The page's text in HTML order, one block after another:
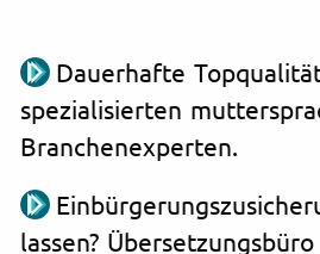
Dauerhafte
spezialisierten
Branchenexperten.
lassen?